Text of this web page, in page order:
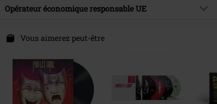
Genre (musique)
Hard Rock
Artiste
Catégorie de produit
Opérateur économique responsable UE
Mühlenstraße 25
productsafety@umusic.com
Vous aimerez peut-être